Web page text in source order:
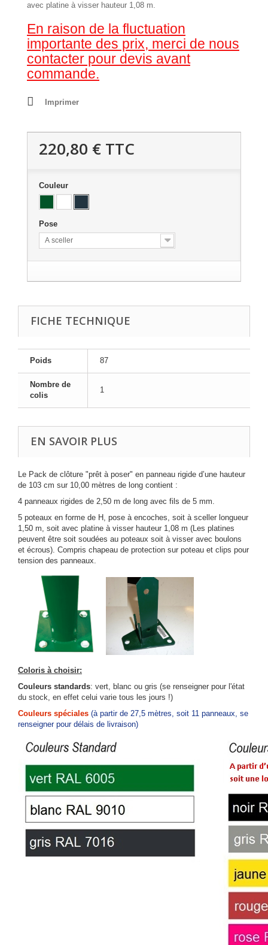
avec platine à visser hauteur 1,08 m.
En raison de la fluctuation
importante des prix, merci de nous
contacter pour devis avant
commande.
Imprimer
220,80 € TTC
Couleur
Pose
A sceller
FICHE TECHNIQUE
Poids 87
Nombre de
colis
1
EN SAVOIR PLUS
Le Pack de clôture "prêt à poser" en panneau rigide d’une hauteur
de 103 cm sur 10,00 mètres de long contient :
4 panneaux rigides de 2,50 m de long avec fils de 5 mm.
5 poteaux en forme de H, pose à encoches, soit à sceller longueur
1,50 m, soit avec platine à visser hauteur 1,08 m (Les platines
peuvent être soit soudées au poteaux soit à visser avec boulons
et écrous). Compris chapeau de protection sur poteau et clips pour
tension des panneaux.
Coloris à choisir:
Couleurs standards: vert, blanc ou gris (se renseigner pour l'état
du stock, en effet celui varie tous les jours !)
Couleurs spéciales (à partir de 27,5 mètres, soit 11 panneaux, se
renseigner pour délais de livraison)